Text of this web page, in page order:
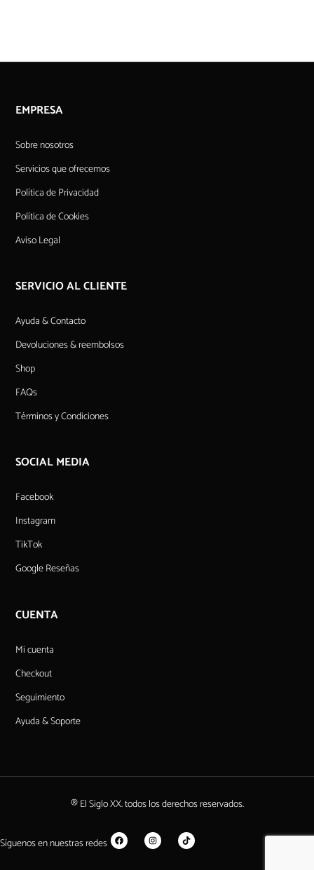
EMPRESA
Sobre nosotros
Servicios que ofrecemos
Política de Privacidad
Política de Cookies
Aviso Legal
SERVICIO AL CLIENTE
Ayuda & Contacto
Devoluciones & reembolsos
Shop
FAQs
Términos y Condiciones
SOCIAL MEDIA
Facebook
Instagram
TikTok
Google Reseñas
CUENTA
Mi cuenta
Checkout
Seguimiento
Ayuda & Soporte
® El Siglo XX. todos los derechos reservados.
Síguenos en nuestras redes